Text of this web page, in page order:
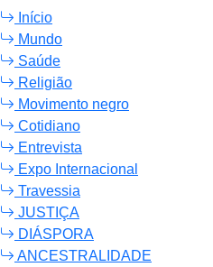
Início
Mundo
Saúde
Religião
Movimento negro
Cotidiano
Entrevista
Expo Internacional
Travessia
JUSTIÇA
DIÁSPORA
ANCESTRALIDADE